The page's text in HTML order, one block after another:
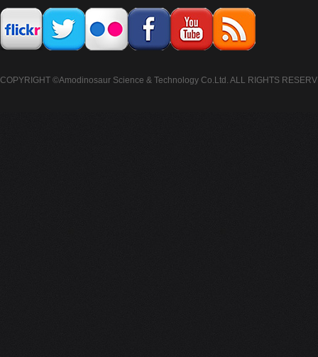
COPYRIGHT ©Amodinosaur Science & Technology Co.Ltd. ALL RIGHTS